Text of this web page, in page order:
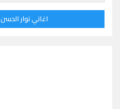
اغاني نوار الحسن 16 اغنية